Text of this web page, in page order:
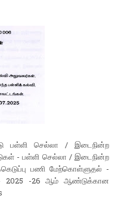
பள்ளி செல்லா / இடைநின்ற
- பள்ளி செல்லா / இடைநின்ற
பணி மேற்கொள்ளுதல் -
- 2025 -26 ஆம் ஆண்டுக்கான